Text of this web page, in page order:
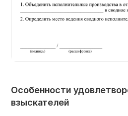
Особенности
взыскателей